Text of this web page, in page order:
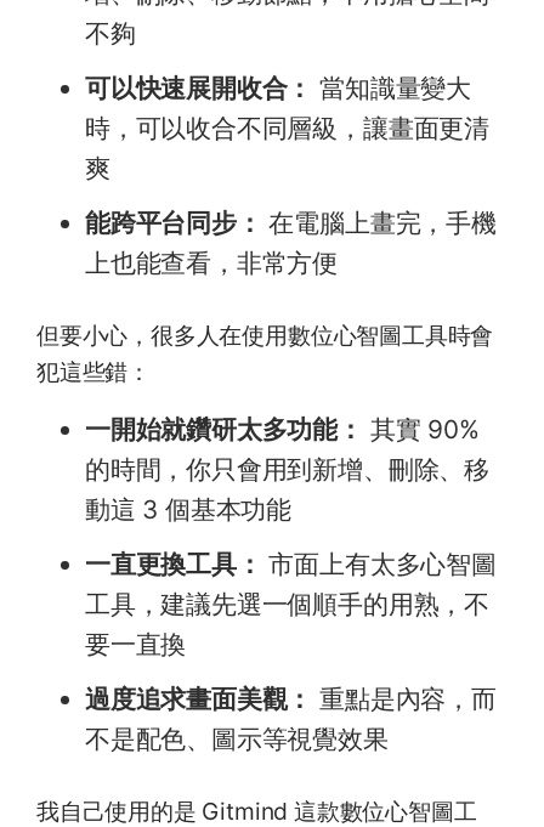
不夠
可以快速展開收合： 當知識量變大
時，可以收合不同層級，讓畫面更清
爽
能跨平台同步： 在電腦上畫完，手機
上也能查看，非常方便
但要小心，很多人在使用數位心智圖工具時會
犯這些錯：
一開始就鑽研太多功能： 其實 90%
的時間，你只會用到新增、刪除、移
動這 3 個基本功能
一直更換工具： 市面上有太多心智圖
工具，建議先選一個順手的用熟，不
要一直換
過度追求畫面美觀： 重點是內容，而
不是配色、圖示等視覺效果
我自己使用的是 Gitmind 這款數位心智圖工